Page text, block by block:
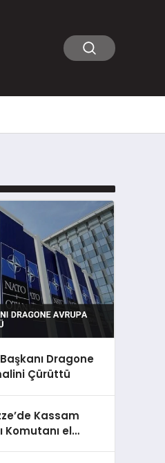
Dragone
Çürüttü
Kassam
Komutanı el